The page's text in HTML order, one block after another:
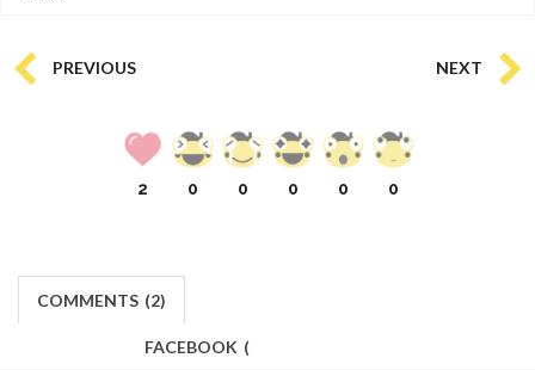
PREVIOUS NEXT
2 0 0 0 0 0
COMMENTS (2)
FACEBOOK (